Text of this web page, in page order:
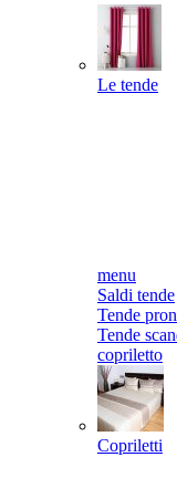
Le tende
menu
Saldi tende
Tende
Tende
copriletto
Copriletti